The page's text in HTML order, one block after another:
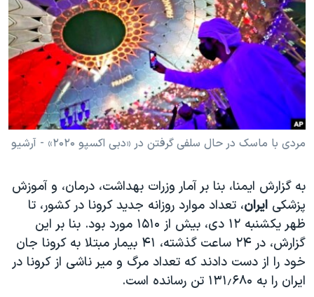
فرهنگ و زندگی
حقوق شهروندی
اقتصادی
علم و فناوری
اسرائیل در جنگ
گالری عکس
مستندها
انتخابات ریاست جمهوری آمریکا ۲۰۲۴
حمله جمهوری اسلامی به اسرائیل
رمز مهسا
ورزش زنان در ایران
اعتراضات زن، زندگی، آزادی
تریبونال مردمی آبان ۹۸
دادگاه حمید نوری
چهل سال گروگان‌گیری
قانون شفافیت دارائی کادر رهبری ایران
اعتراضات مردمی آبان ۹۸
دنبال کنید
زبانهای مختلف
مردی با ماسک در حال سلفی گرفتن در «دبی اکسپو ۲۰۲۰» - آرشیو
به گزارش ایمنا، بنا بر آمار وزرات بهداشت، درمان، و آموزش
پزشکی ایران، تعداد موارد روزانه جدید کرونا در کشور، تا
ظهر یکشنبه ۱۲ دی، بیش از ۱۵۱۰ مورد بود. بنا بر این
گزارش، در ۲۴ ساعت گذشته، ۴۱ بیمار مبتلا به کرونا جان
خود را از دست دادند که تعداد مرگ و میر ناشی از کرونا در
ایران را به ۱۳۱٫۶۸۰ تن رسانده است.